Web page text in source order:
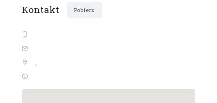
Kontakt Pobierz